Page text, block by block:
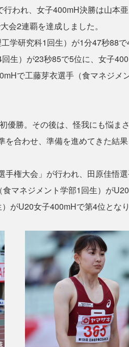
われ、女子400mH決勝は山本
会2連覇を達成しました。
学研究科1回生）が1分47秒88
生）が23秒85で5位に、女子
で工藤芽衣選手（食マネジメ
優勝。その後は、怪我にも悩ま
合わせ、準備を進めてきた結
権大会」が行われ、田原佳悟
マネジメント学部1回生）が
がU20女子400mHで第4位とな